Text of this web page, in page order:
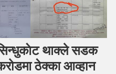
थाक्ले सडक
ठेक्का आव्हान